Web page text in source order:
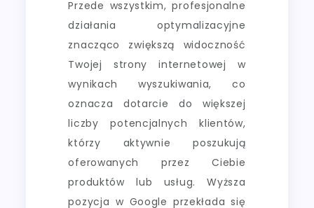
Przede wszystkim, profesjonalne
działania optymalizacyjne
znacząco zwiększą widoczność
Twojej strony internetowej w
wynikach wyszukiwania, co
oznacza dotarcie do większej
liczby potencjalnych klientów,
którzy aktywnie poszukują
oferowanych przez Ciebie
produktów lub usług. Wyższa
pozycja w Google przekłada się